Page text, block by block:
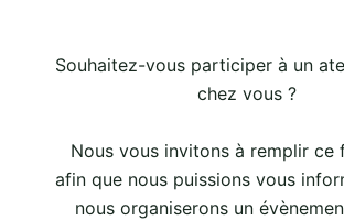
Souhaitez-vous participer à un
chez vous ?
Nous vous invitons à remplir ce
afin que nous puissions vous
nous organiserons un